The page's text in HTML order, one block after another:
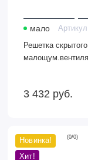
мало
Решетка
3 432 руб.
Решетка
скрытая
для
Новинка!
Хит!
(0/0)